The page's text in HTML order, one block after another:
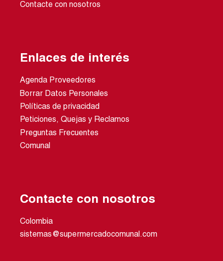
Contacte con nosotros
Enlaces de interés
Agenda Proveedores
Borrar Datos Personales
Políticas de privacidad
Peticiones, Quejas y Reclamos
Preguntas Frecuentes
Comunal
Contacte con nosotros
Colombia
sistemas@supermercadocomunal.com